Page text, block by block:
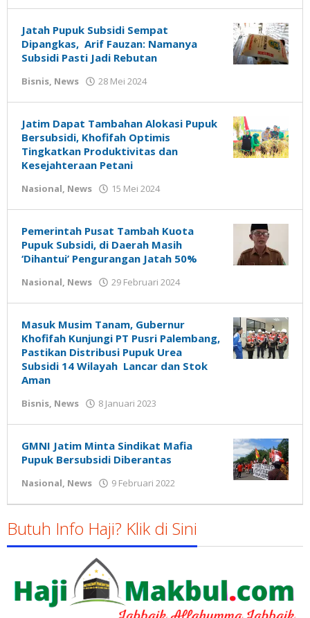
Susanto
Jatah Pupuk Subsidi Sempat
Dipangkas, Arif Fauzan: Namanya
Subsidi Pasti Jadi Rebutan
Bisnis, News 28 Mei 2024
Susanto
Jatim Dapat Tambahan Alokasi Pupuk
Bersubsidi, Khofifah Optimis
Tingkatkan Produktivitas dan
Kesejahteraan Petani
Nasional, News 15 Mei 2024
Susanto
Pemerintah Pusat Tambah Kuota
Pupuk Subsidi, di Daerah Masih
‘Dihantui’ Pengurangan Jatah 50%
Nasional, News 29 Februari 2024
Susanto
Masuk Musim Tanam, Gubernur
Khofifah Kunjungi PT Pusri Palembang,
Pastikan Distribusi Pupuk Urea
Subsidi 14 Wilayah Lancar dan Stok
Aman
Bisnis, News 8 Januari 2023
Susanto
GMNI Jatim Minta Sindikat Mafia
Pupuk Bersubsidi Diberantas
Nasional, News 9 Februari 2022
Susanto
Butuh Info Haji? Klik di Sini